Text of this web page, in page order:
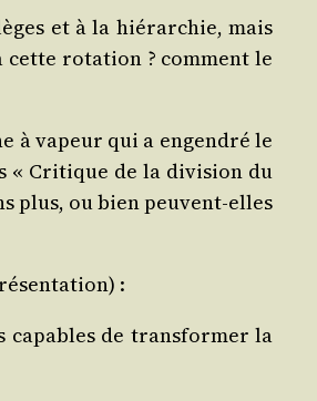
et à la hié­rar­chie, mais
rota­tion ? com­ment le
à vapeur qui a engen­dré le
« Cri­tique de la divi­sion du
plus, ou bien peuvent-elles
:
capables de trans­for­mer la